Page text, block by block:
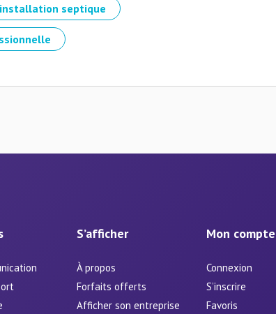
septique
S’afficher
À propos
Forfaits offerts
Afficher son entreprise
Mon compte
Connexion
S’inscrire
Favoris